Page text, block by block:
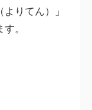
りてん）」
。